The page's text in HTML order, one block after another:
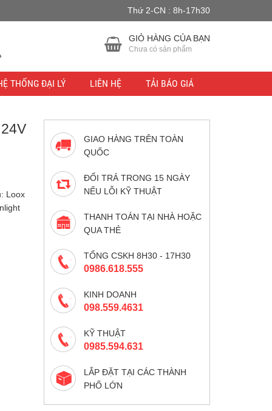
Thứ 2-CN : 8h-17h30
GIỎ HÀNG CỦA BẠN
Chưa có sản phẩm
THỐNG ĐẠI LÝ LIÊN HỆ TẢI BÁO GIÁ
Loox
GIAO HÀNG TRÊN TOÀN
QUỐC
ĐỔI TRẢ TRONG 15 NGÀY
NẾU LỖI KỸ THUẬT
THANH TOÁN TẠI NHÀ HOẶC
QUA THẺ
TỔNG CSKH 8H30 - 17H30
0986.618.555
KINH DOANH
098.559.4631
KỸ THUẬT
0985.594.631
LẮP ĐẶT TẠI CÁC THÀNH
PHỐ LỚN